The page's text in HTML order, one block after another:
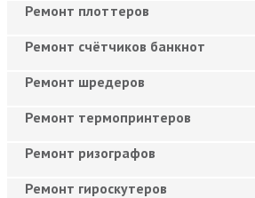
Ремонт плоттеров
Ремонт счётчиков банкнот
Ремонт шредеров
Ремонт термопринтеров
Ремонт ризографов
Ремонт гироскутеров